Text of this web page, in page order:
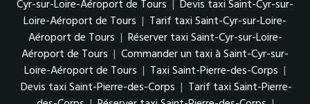
Cyr-sur-Loire-Aéroport de Tours | Devis taxi Saint-Cyr-sur-
Loire-Aéroport de Tours | Tarif taxi Saint-Cyr-sur-Loire-
Aéroport de Tours | Réserver taxi Saint-Cyr-sur-Loire-
Aéroport de Tours | Commander un taxi à Saint-Cyr-sur-
Loire-Aéroport de Tours | Taxi Saint-Pierre-des-Corps |
Devis taxi Saint-Pierre-des-Corps | Tarif taxi Saint-Pierre-